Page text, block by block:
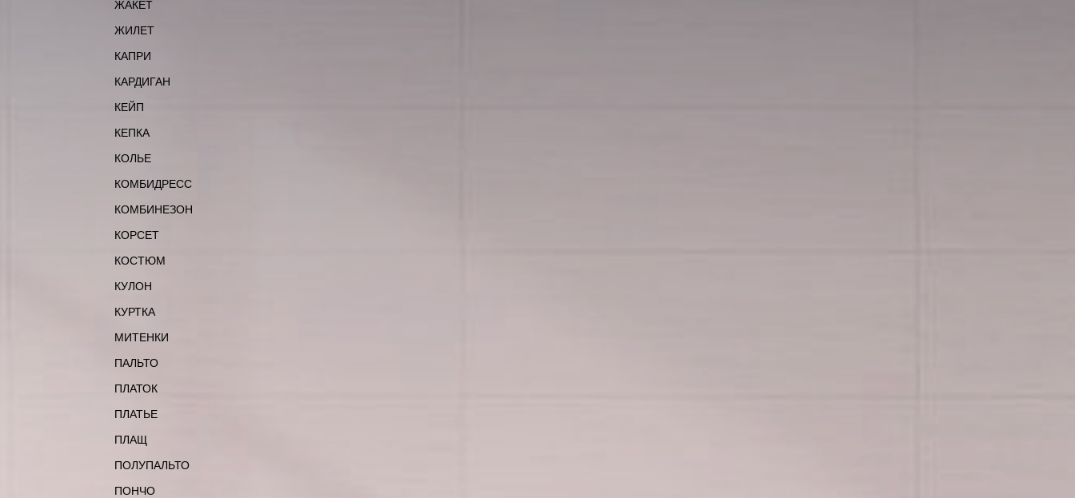
ЖАКЕТ
ЖИЛЕТ
КАПРИ
КАРДИГАН
КЕЙП
КЕПКА
КОЛЬЕ
КОМБИДРЕСС
КОМБИНЕЗОН
КОРСЕТ
КОСТЮМ
КУЛОН
КУРТКА
МИТЕНКИ
ПАЛЬТО
ПЛАТОК
ПЛАТЬЕ
ПЛАЩ
ПОЛУПАЛЬТО
ПОНЧО